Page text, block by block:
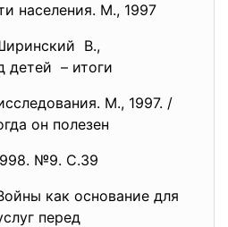
населения. М., 1997
В.,
детей – итоги
М., 1997. /
он полезен
№9. С.39
как основание для
перед